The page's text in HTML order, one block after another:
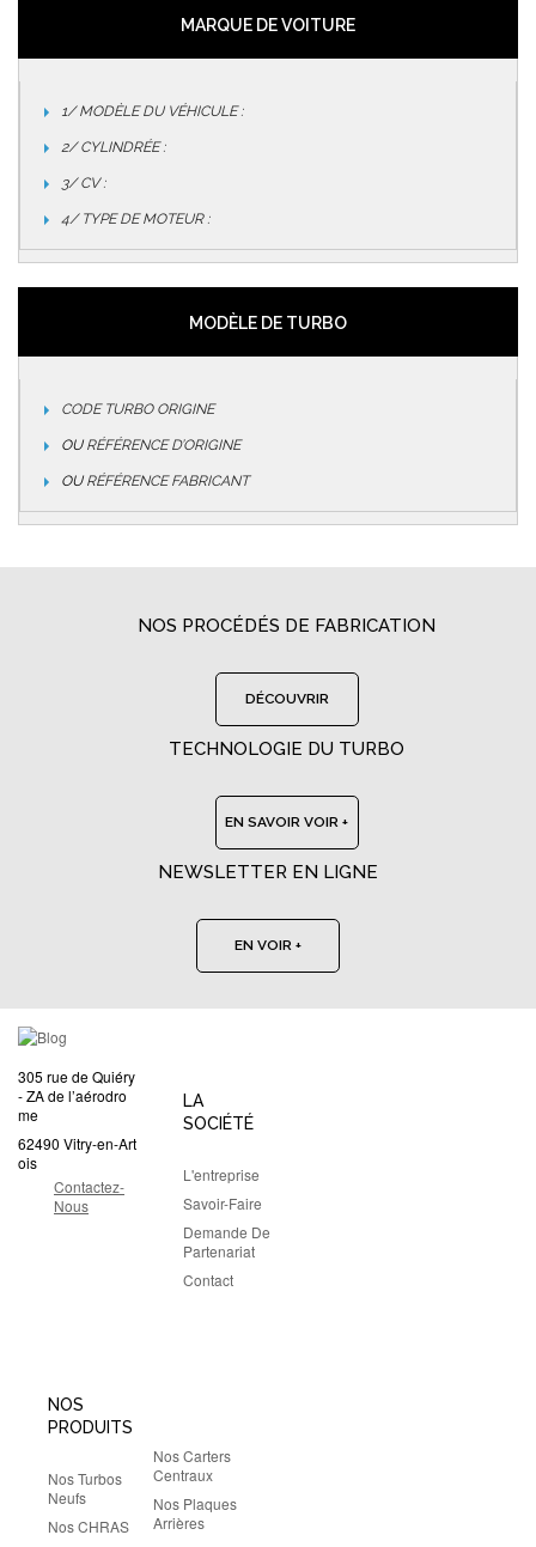
MARQUE DE VOITURE
1/ MODÈLE DU VÉHICULE :
2/ CYLINDRÉE :
3/ CV :
4/ TYPE DE MOTEUR :
MODÈLE DE TURBO
CODE TURBO ORIGINE
OURÉFÉRENCE D’ORIGINE
OURÉFÉRENCE FABRICANT
NOS PROCÉDÉS DE FABRICATION
DÉCOUVRIR
TECHNOLOGIE DU TURBO
EN SAVOIR VOIR +
NEWSLETTER EN LIGNE
EN VOIR +
305 rue de Quiéry
- ZA de l’aérodro
me
62490 Vitry-en-Art
ois
Contactez-
Nous
LA
SOCIÉTÉ
L'entreprise
Savoir-Faire
Demande De
Partenariat
Contact
NOS
PRODUITS
Nos Turbos
Neufs
Nos CHRAS
Nos Carters
Centraux
Nos Plaques
Arrières